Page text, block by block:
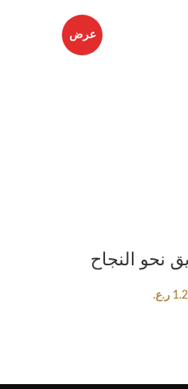
عرض
نحو النجاح
ر.ع.